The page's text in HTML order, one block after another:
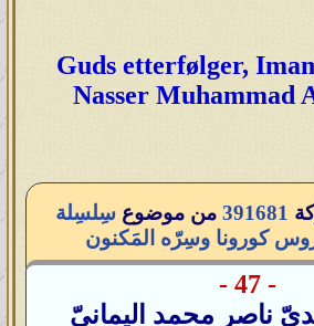
Guds etterfølger,
Nasser Muhammad
391681 من موضوعسِلسِلة
- 47 -
ناصر محمد اليمانيّ